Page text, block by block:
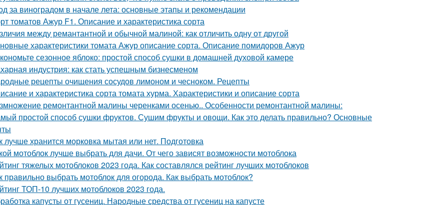
за виноградом в начале лета: основные этапы и рекомендации
томатов Ажур F1. Описание и характеристика сорта
между ремантантной и обычной малиной: как отличить одну от другой
характеристики томата Ажур описание сорта. Описание помидоров Ажур
сезонное яблоко: простой способ сушки в домашней духовой камере
индустрия: как стать успешным бизнесменом
рецепты очищения сосудов лимоном и чесноком. Рецепты
и характеристика сорта томата хурма. Характеристики и описание сорта
ремонтантной малины черенками осенью.. Особенности ремонтантной малины:
простой способ сушки фруктов. Сушим фрукты и овощи. Как это делать правильно? Основные
лучше хранится морковка мытая или нет. Подготовка
мотоблок лучше выбрать для дачи. От чего зависят возможности мотоблока
тяжелых мотоблоков 2023 года. Как составлялся рейтинг лучших мотоблоков
правильно выбрать мотоблок для огорода. Как выбрать мотоблок?
ТОП-10 лучших мотоблоков 2023 года.
капусты от гусениц. Народные средства от гусениц на капусте